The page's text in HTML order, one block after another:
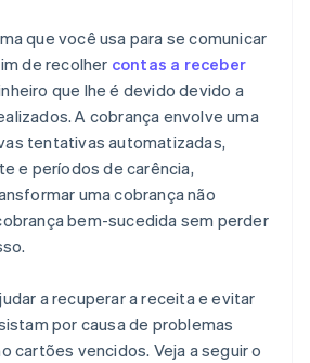
que você usa para se comunicar
de recolher contas a receber
que lhe é devido devido a
A cobrança envolve uma
tentativas automatizadas,
e períodos de carência,
uma cobrança não
bem-sucedida sem perder
a recuperar a receita e evitar
por causa de problemas
cartões vencidos. Veja a seguir o